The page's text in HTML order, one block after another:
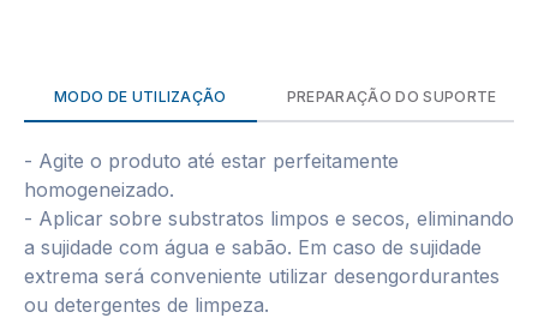
MODO DE UTILIZAÇÃO PREPARAÇÃO DO SUPORTE
- Agite o produto até estar perfeitamente
homogeneizado.
- Aplicar sobre substratos limpos e secos, eliminando
a sujidade com água e sabão. Em caso de sujidade
extrema será conveniente utilizar desengordurantes
ou detergentes de limpeza.